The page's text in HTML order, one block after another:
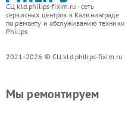
СЦ kld.philips-fixim.ru - сеть
сервисных центров в Калининграде
по ремонту и обслуживанию техники
Philips
2021-2026 © СЦ kld.philips-fixim.ru
Мы ремонтируем